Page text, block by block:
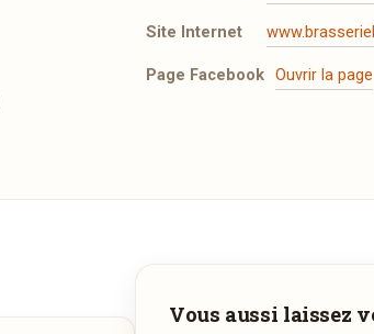
Site Internet
Page Facebook Ouvrir la page
03/08/2026 —
2,51 Mo
aimeriez être livré ?
Vous aussi laissez